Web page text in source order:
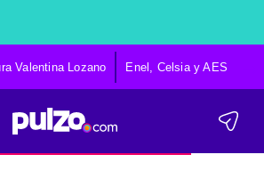
Valentina Lozano Enel, Celsia y AES